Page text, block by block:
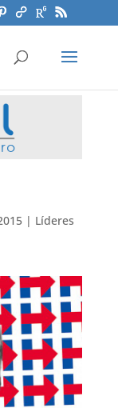
| Líderes